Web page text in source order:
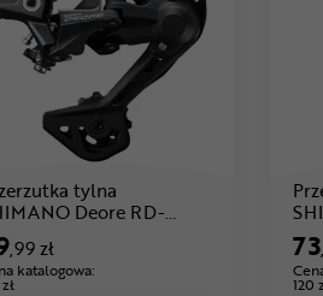
tylna
Deore RD-
,99 zł
katalogowa:
73
120